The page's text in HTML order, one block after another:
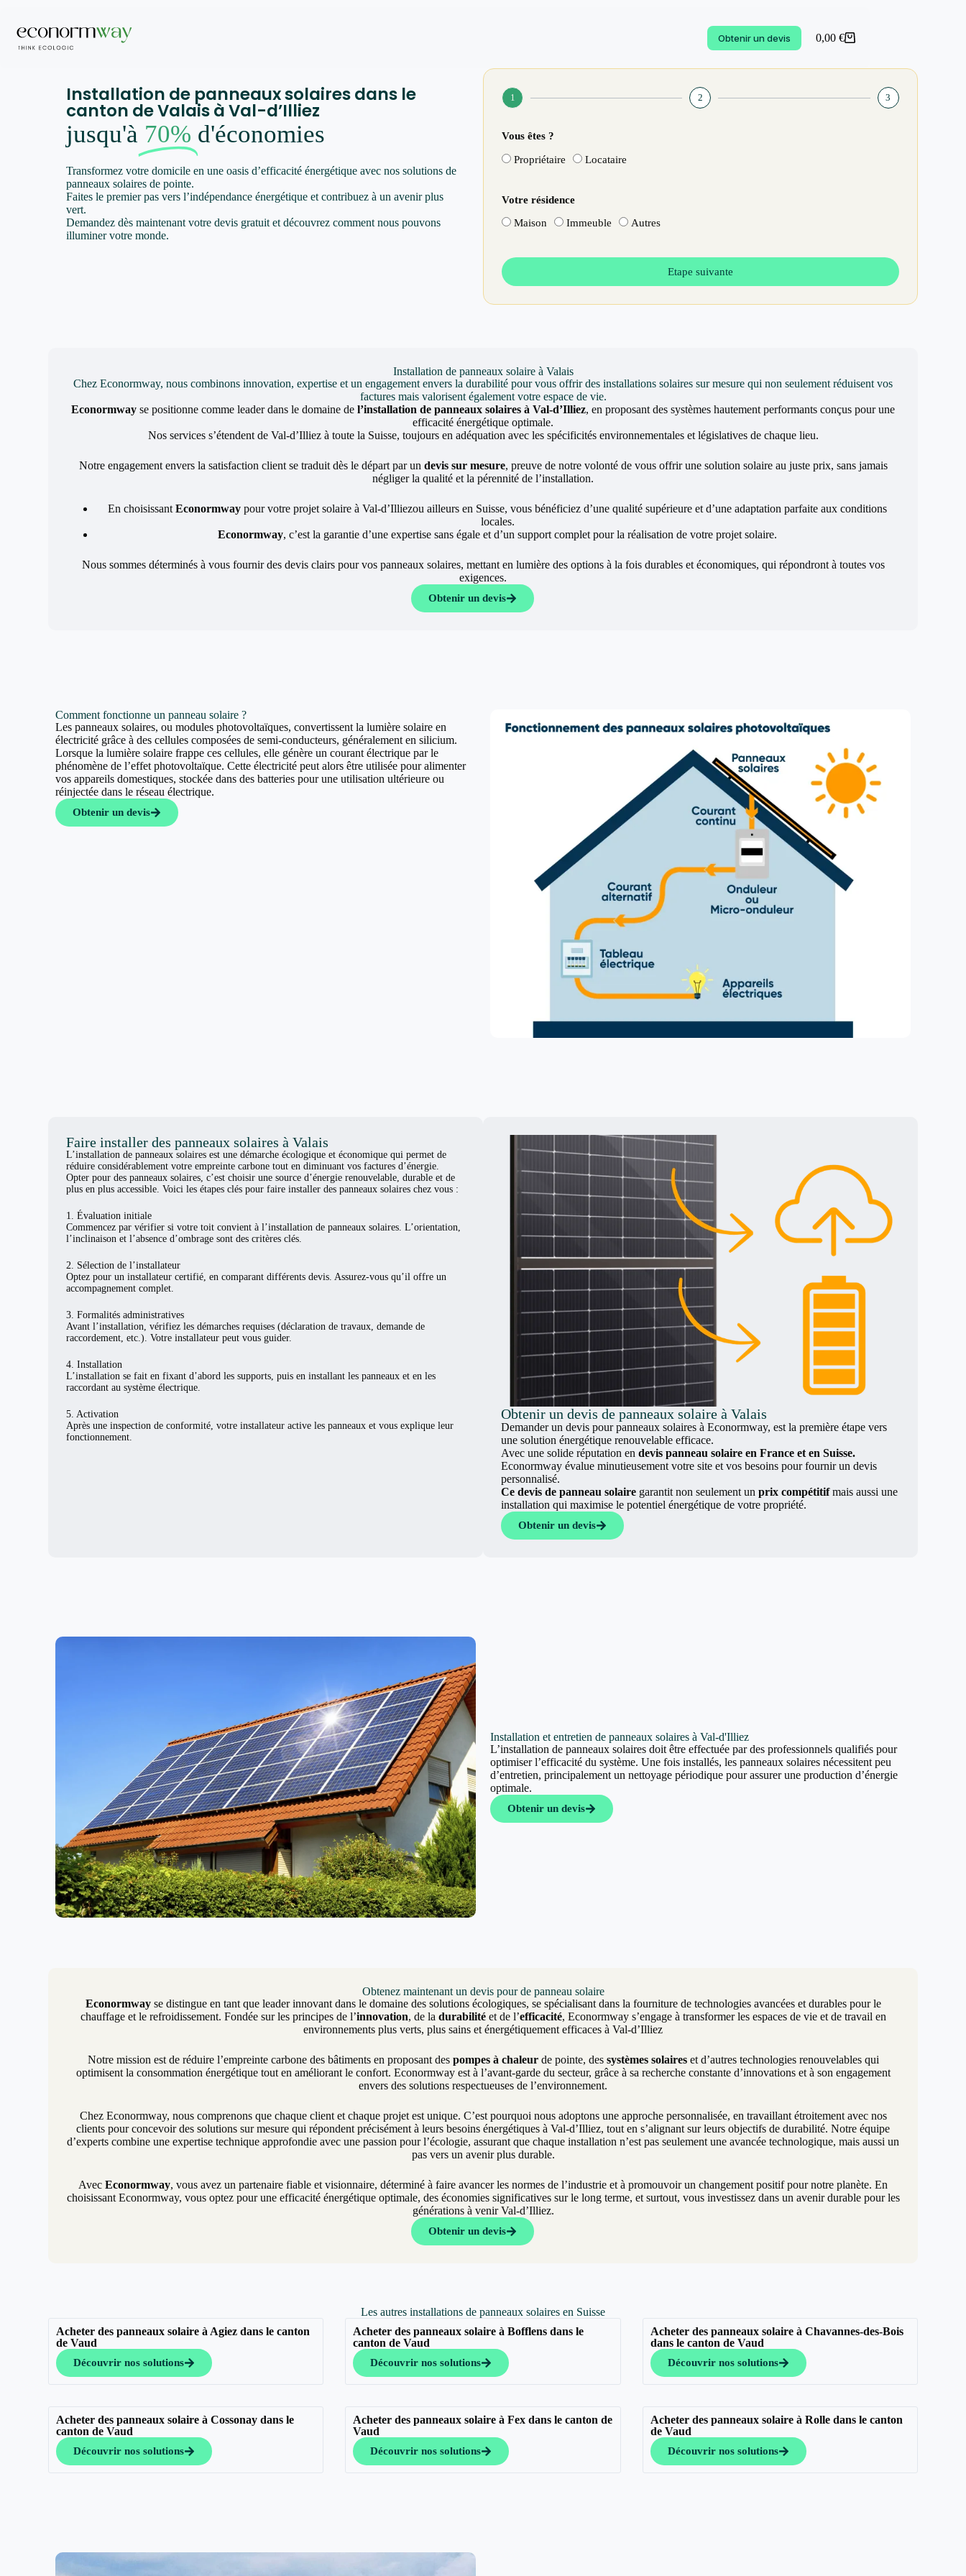
Obtenir un devis 0,00 €
Installation de panneaux solaires dans le
canton de Valais à Val-d’Illiez
jusqu'à 70% d'économies
Transformez votre domicile en une oasis d’efficacité énergétique avec nos solutions de
panneaux solaires de pointe.
Faites le premier pas vers l’indépendance énergétique et contribuez à un avenir plus
vert.
Demandez dès maintenant votre devis gratuit et découvrez comment nous pouvons
illuminer votre monde.
1 2 3
Vous êtes ?
Propriétaire Locataire
Votre résidence
Maison Immeuble Autres
Etape suivante
Installation de panneaux solaire à Valais
Chez Econormway, nous combinons innovation, expertise et un engagement envers la durabilité pour vous offrir des installations solaires sur mesure qui non seulement réduisent vos
factures mais valorisent également votre espace de vie.
Econormway se positionne comme leader dans le domaine de l’installation de panneaux solaires à Val-d’Illiez, en proposant des systèmes hautement performants conçus pour une
efficacité énergétique optimale.
Nos services s’étendent de Val-d’Illiez à toute la Suisse, toujours en adéquation avec les spécificités environnementales et législatives de chaque lieu.
Notre engagement envers la satisfaction client se traduit dès le départ par un devis sur mesure, preuve de notre volonté de vous offrir une solution solaire au juste prix, sans jamais
négliger la qualité et la pérennité de l’installation.
En choisissant Econormway pour votre projet solaire à Val-d’Illiezou ailleurs en Suisse, vous bénéficiez d’une qualité supérieure et d’une adaptation parfaite aux conditions
locales.
Econormway, c’est la garantie d’une expertise sans égale et d’un support complet pour la réalisation de votre projet solaire.
Nous sommes déterminés à vous fournir des devis clairs pour vos panneaux solaires, mettant en lumière des options à la fois durables et économiques, qui répondront à toutes vos
exigences.
Obtenir un devis
Comment fonctionne un panneau solaire ?
Les panneaux solaires, ou modules photovoltaïques, convertissent la lumière solaire en
électricité grâce à des cellules composées de semi-conducteurs, généralement en silicium.
Lorsque la lumière solaire frappe ces cellules, elle génère un courant électrique par le
phénomène de l’effet photovoltaïque. Cette électricité peut alors être utilisée pour alimenter
vos appareils domestiques, stockée dans des batteries pour une utilisation ultérieure ou
réinjectée dans le réseau électrique.
Obtenir un devis
Faire installer des panneaux solaires à Valais
L’installation de panneaux solaires est une démarche écologique et économique qui permet de
réduire considérablement votre empreinte carbone tout en diminuant vos factures d’énergie.
Opter pour des panneaux solaires, c’est choisir une source d’énergie renouvelable, durable et de
plus en plus accessible. Voici les étapes clés pour faire installer des panneaux solaires chez vous :
1. Évaluation initiale
Commencez par vérifier si votre toit convient à l’installation de panneaux solaires. L’orientation,
l’inclinaison et l’absence d’ombrage sont des critères clés.
2. Sélection de l’installateur
Optez pour un installateur certifié, en comparant différents devis. Assurez-vous qu’il offre un
accompagnement complet.
3. Formalités administratives
Avant l’installation, vérifiez les démarches requises (déclaration de travaux, demande de
raccordement, etc.). Votre installateur peut vous guider.
4. Installation
L’installation se fait en fixant d’abord les supports, puis en installant les panneaux et en les
raccordant au système électrique.
5. Activation
Après une inspection de conformité, votre installateur active les panneaux et vous explique leur
fonctionnement.
Obtenir un devis de panneaux solaire à Valais
Demander un devis pour panneaux solaires à Econormway, est la première étape vers
une solution énergétique renouvelable efficace.
Avec une solide réputation en devis panneau solaire en France et en Suisse.
Econormway évalue minutieusement votre site et vos besoins pour fournir un devis
personnalisé.
Ce devis de panneau solaire garantit non seulement un prix compétitifmais aussi une
installation qui maximise le potentiel énergétique de votre propriété.
Obtenir un devis
Installation et entretien de panneaux solaires à Val-d'Illiez
L’installation de panneaux solaires doit être effectuée par des professionnels qualifiés pour
optimiser l’efficacité du système. Une fois installés, les panneaux solaires nécessitent peu
d’entretien, principalement un nettoyage périodique pour assurer une production d’énergie
optimale.
Obtenir un devis
Obtenez maintenant un devis pour de panneau solaire
Econormwayse distingue en tant que leader innovant dans le domaine des solutions écologiques, se spécialisant dans la fourniture de technologies avancées et durables pour le
chauffage et le refroidissement. Fondée sur les principes de l’innovation, de la durabilitéet de l’efficacité, Econormway s’engage à transformer les espaces de vie et de travail en
environnements plus verts, plus sains et énergétiquement efficaces à Val-d’Illiez
Notre mission est de réduire l’empreinte carbone des bâtiments en proposant des pompes à chaleurde pointe, des systèmes solaireset d’autres technologies renouvelables qui
optimisent la consommation énergétique tout en améliorant le confort. Econormway est à l’avant-garde du secteur, grâce à sa recherche constante d’innovations et à son engagement
envers des solutions respectueuses de l’environnement.
Chez Econormway, nous comprenons que chaque client et chaque projet est unique. C’est pourquoi nous adoptons une approche personnalisée, en travaillant étroitement avec nos
clients pour concevoir des solutions sur mesure qui répondent précisément à leurs besoins énergétiques à Val-d’Illiez, tout en s’alignant sur leurs objectifs de durabilité. Notre équipe
d’experts combine une expertise technique approfondie avec une passion pour l’écologie, assurant que chaque installation n’est pas seulement une avancée technologique, mais aussi un
pas vers un avenir plus durable.
Avec Econormway, vous avez un partenaire fiable et visionnaire, déterminé à faire avancer les normes de l’industrie et à promouvoir un changement positif pour notre planète. En
choisissant Econormway, vous optez pour une efficacité énergétique optimale, des économies significatives sur le long terme, et surtout, vous investissez dans un avenir durable pour les
générations à venir Val-d’Illiez.
Obtenir un devis
Les autres installations de panneaux solaires en Suisse
Acheter des panneaux solaire à Agiez dans le canton
de Vaud
Découvrir nos solutions
Acheter des panneaux solaire à Bofflens dans le
canton de Vaud
Découvrir nos solutions
Acheter des panneaux solaire à Chavannes-des-Bois
dans le canton de Vaud
Découvrir nos solutions
Acheter des panneaux solaire à Cossonay dans le
canton de Vaud
Découvrir nos solutions
Acheter des panneaux solaire à Fex dans le canton de
Vaud
Découvrir nos solutions
Acheter des panneaux solaire à Rolle dans le canton
de Vaud
Découvrir nos solutions